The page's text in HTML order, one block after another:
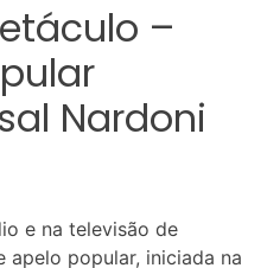
–
Nardoni
e na televisão de
popular, iniciada na